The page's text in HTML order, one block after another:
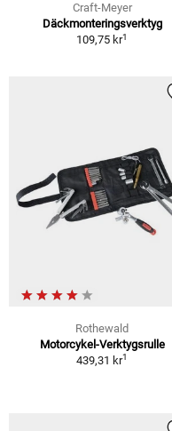
Craft-Meyer
Däckmonteringsverktyg
109,75 kr1
Rothewald
Motorcykel-Verktygsrulle
439,31 kr1